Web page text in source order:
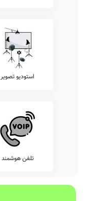
استودیو تصویر
تلفن هوشمند